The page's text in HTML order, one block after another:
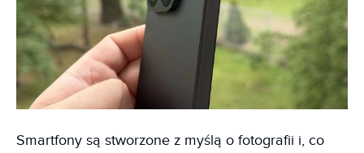
Smartfony są stworzone z myślą o fotografii i, co